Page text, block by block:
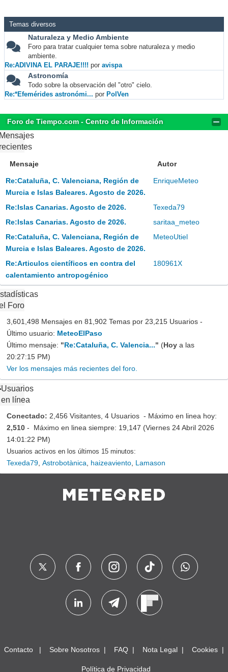
Temas diversos
Naturaleza y Medio Ambiente
Foro para tratar cualquier tema sobre naturaleza y medio
ambiente.
Re:ADIVINA EL PARAJE!!!! por avispa
Astronomía
Todo sobre la observación del "otro" cielo.
Re:*Efemérides astronómi... por PolVen
Foro de Tiempo.com - Centro de Información
Mensaje Autor
Re:Cataluña, C. Valenciana, Región de
Murcia e Islas Baleares. Agosto de 2026.
EnriqueMeteo
Re:Islas Canarias. Agosto de 2026.
Texeda79
Re:Islas Canarias. Agosto de 2026.
saritaa_meteo
Re:Cataluña, C. Valenciana, Región de
Murcia e Islas Baleares. Agosto de 2026.
MeteoUtiel
Re:Articulos científicos en contra del
calentamiento antropogénico
180961X
Foro
3,601,498 Mensajes en 81,902 Temas por 23,215 Usuarios -
Último usuario: MeteoElPaso
Último mensaje: "Re:Cataluña, C. Valencia..." (Hoy a las
20:27:15 PM)
Ver los mensajes más recientes del foro.
Usuarios
en línea
Conectado: 2,456 Visitantes, 4 Usuarios - Máximo en linea hoy:
2,510 - Máximo en linea siempre: 19,147 (Viernes 24 Abril 2026
14:01:22 PM)
Usuarios activos en los últimos 15 minutos:
Texeda79 Astrobotànica haizeaviento Lamason
Contacto Sobre Nosotros FAQ Nota Legal Cookies
Política de Privacidad